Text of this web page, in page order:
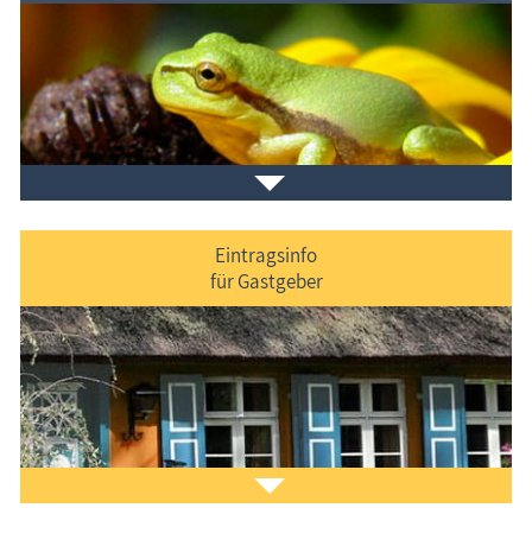
Veranstaltungenim Ferienort und in der Umgebung.
Laden Sie sich ein Stück Urlaub mit demFischland-
Darß-Zingst-Kalenderauf den Bildschirm.
Eintragsinfo
für Gastgeber